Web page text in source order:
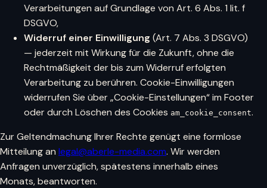
Verarbeitungen auf Grundlage von Art. 6 Abs. 1 lit. f
DSGVO,
Widerruf einer Einwilligung (Art. 7 Abs. 3 DSGVO)
— jederzeit mit Wirkung für die Zukunft, ohne die
Rechtmäßigkeit der bis zum Widerruf erfolgten
Verarbeitung zu berühren. Cookie-Einwilligungen
widerrufen Sie über „Cookie-Einstellungen“ im Footer
oder durch Löschen des Cookies am_cookie_consent.
Zur Geltendmachung Ihrer Rechte genügt eine formlose
Mitteilung an legal@aberle-media.com. Wir werden
Anfragen unverzüglich, spätestens innerhalb eines
Monats, beantworten.